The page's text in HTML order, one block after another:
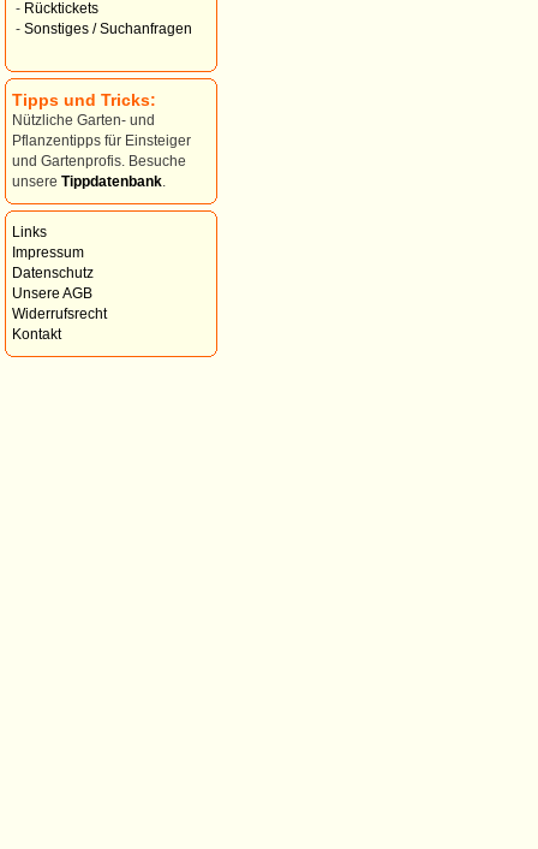
- Rücktickets
- Sonstiges / Suchanfragen
Tipps und Tricks:
Nützliche Garten- und
Pflanzentipps für Einsteiger
und Gartenprofis. Besuche
unsere Tippdatenbank
Links
Impressum
Datenschutz
Unsere AGB
Widerrufsrecht
Kontakt